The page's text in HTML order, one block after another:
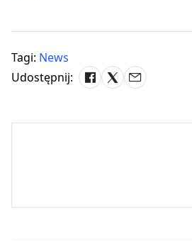
Tagi: News
Udostępnij: